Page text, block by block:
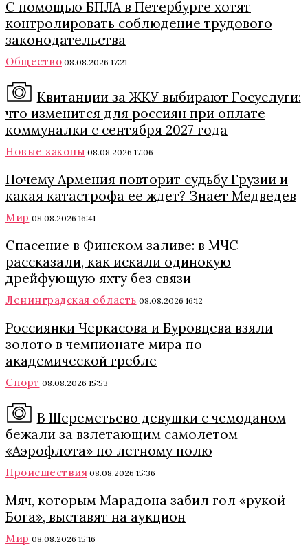
С помощью БПЛА в Петербурге хотят
контролировать соблюдение трудового
законодательства
Общество 08.08.2026 17:21
Квитанции за ЖКУ выбирают Госуслуги:
что изменится для россиян при оплате
коммуналки с сентября 2027 года
Новые законы 08.08.2026 17:06
Почему Армения повторит судьбу Грузии и
какая катастрофа ее ждет? Знает Медведев
Мир 08.08.2026 16:41
Спасение в Финском заливе: в МЧС
рассказали, как искали одинокую
дрейфующую яхту без связи
Ленинградская область 08.08.2026 16:12
Россиянки Черкасова и Буровцева взяли
золото в чемпионате мира по
академической гребле
Спорт 08.08.2026 15:53
В Шереметьево девушки с чемоданом
бежали за взлетающим самолетом
«Аэрофлота» по летному полю
Происшествия 08.08.2026 15:36
Мяч, которым Марадона забил гол «рукой
Бога», выставят на аукцион
Мир 08.08.2026 15:16